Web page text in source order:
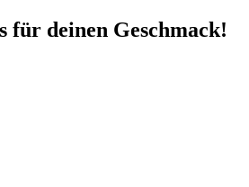
für deinen Geschmack!